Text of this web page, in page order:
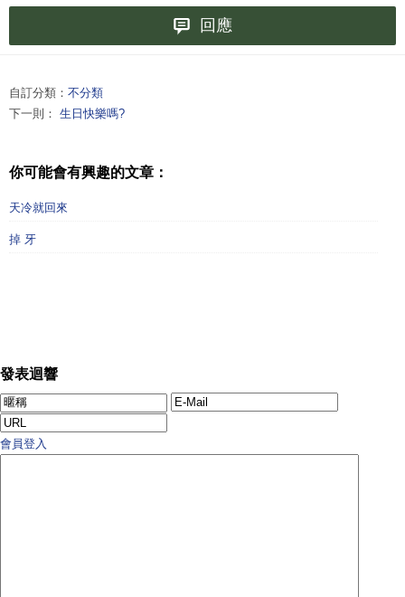
回應
自訂分類： 不分類
下一則： 生日快樂嗎?
你可能會有興趣的文章：
天冷就回來
掉 牙
發表迴響
會員登入